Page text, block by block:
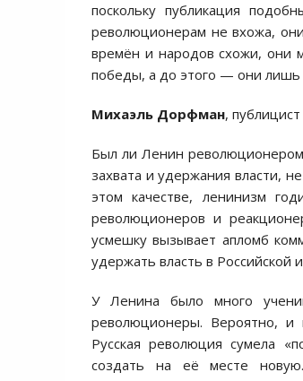
поскольку публикация
революционерам не вхожа,
времён и народов схожи, они
победы, а до этого — они
Михаэль Дорфман,
Был ли Ленин
захвата и удержания власти,
этом качестве, ленинизм
революционеров и
усмешку вызывает апломб
удержать власть в
У Ленина было много
революционеры. Вероятно,
Русская революция сумела
создать на её месте